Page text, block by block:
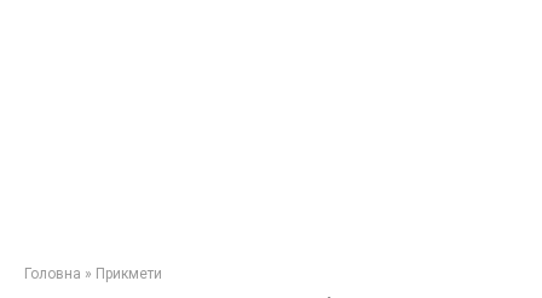
Головна » Прикмети